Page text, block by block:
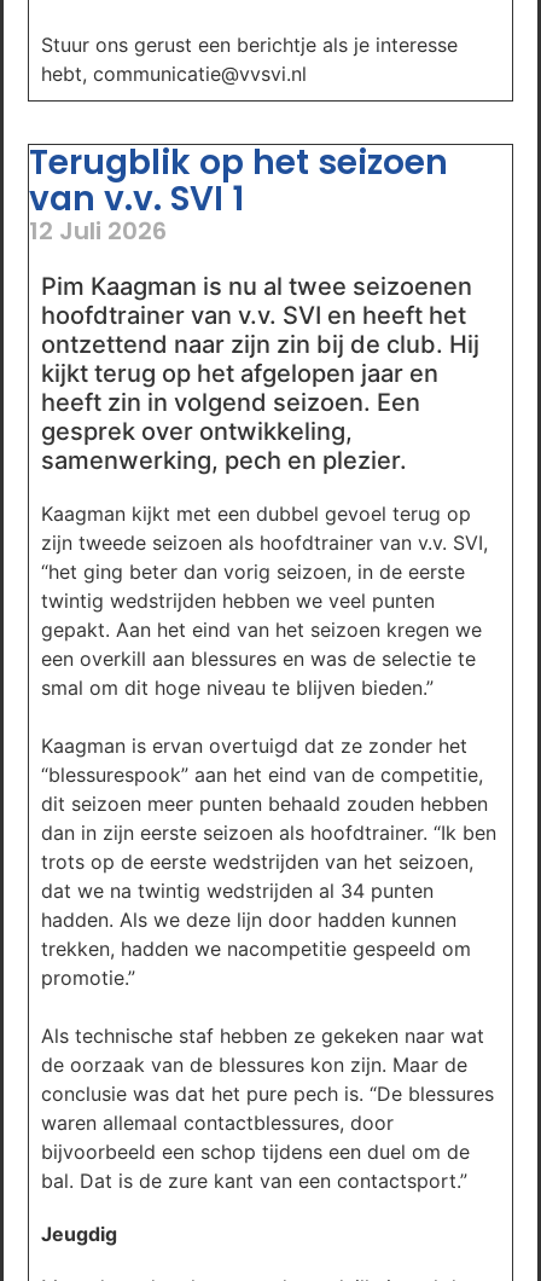
Stuur ons gerust een berichtje als je interesse
hebt, communicatie@vvsvi.nl
Terugblik op het seizoen
van v.v. SVI 1
12 Juli 2026
Pim Kaagman is nu al twee seizoenen
hoofdtrainer van v.v. SVI en heeft het
ontzettend naar zijn zin bij de club. Hij
kijkt terug op het afgelopen jaar en
heeft zin in volgend seizoen. Een
gesprek over ontwikkeling,
samenwerking, pech en plezier.
Kaagman kijkt met een dubbel gevoel terug op
zijn tweede seizoen als hoofdtrainer van v.v. SVI,
“het ging beter dan vorig seizoen, in de eerste
twintig wedstrijden hebben we veel punten
gepakt. Aan het eind van het seizoen kregen we
een overkill aan blessures en was de selectie te
smal om dit hoge niveau te blijven bieden.”
Kaagman is ervan overtuigd dat ze zonder het
“blessurespook” aan het eind van de competitie,
dit seizoen meer punten behaald zouden hebben
dan in zijn eerste seizoen als hoofdtrainer. “Ik ben
trots op de eerste wedstrijden van het seizoen,
dat we na twintig wedstrijden al 34 punten
hadden. Als we deze lijn door hadden kunnen
trekken, hadden we nacompetitie gespeeld om
promotie.”
Als technische staf hebben ze gekeken naar wat
de oorzaak van de blessures kon zijn. Maar de
conclusie was dat het pure pech is. “De blessures
waren allemaal contactblessures, door
bijvoorbeeld een schop tijdens een duel om de
bal. Dat is de zure kant van een contactsport.”
Jeugdig